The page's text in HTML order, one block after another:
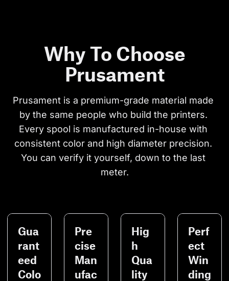
Why To Choose
Prusament
Prusament is a premium-grade material made
by the same people who build the printers.
Every spool is manufactured in-house with
consistent color and high diameter precision.
You can verify it yourself, down to the last
meter.
Gua
rant
eed
Colo
Pre
cise
Man
ufac
Hig
h
Qua
lity
Perf
ect
Win
ding